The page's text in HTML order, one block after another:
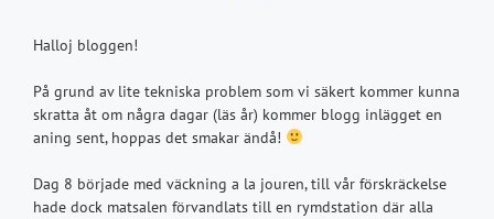
Halloj bloggen!
På grund av lite tekniska problem som vi säkert kommer kunna
skratta åt om några dagar (läs år) kommer blogg inlägget en
aning sent, hoppas det smakar ändå!
Dag 8 började med väckning a la jouren, till vår förskräckelse
hade dock matsalen förvandlats till en rymdstation där alla